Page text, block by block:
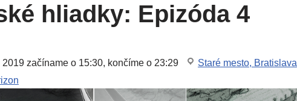
hliadky: Epizóda 4
začí­na­me o 15:30, kon­čí­me o 23:29
Staré mes­to, Bratislava